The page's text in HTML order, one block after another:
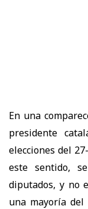
En una
presidente
elecciones del
este sentido,
diputados, y no
una mayoría